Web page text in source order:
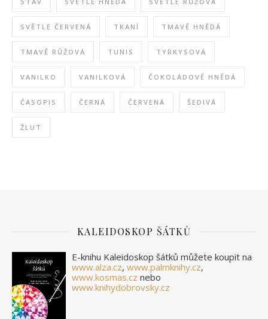
SVĚTLE ČERVENÁ TKANÍ TMAVĚ HNĚDÁ
TMAVĚ RŮŽOVÁ TUNIS TYRKYSOVÁ
VANILKO VANILKOVÁ ČOKOLÁDOVĚ HNĚDÁ
ČASOPIS ČERNÁ ČERVENÁ ŠEDIVÁ
ŽLUT
KALEIDOSKOP ŠÁTKŮ
E-knihu Kaleidoskop šátků můžete koupit na
www.alza.cz, www.palmknihy.cz,
www.kosmas.cz nebo
www.knihydobrovsky.cz